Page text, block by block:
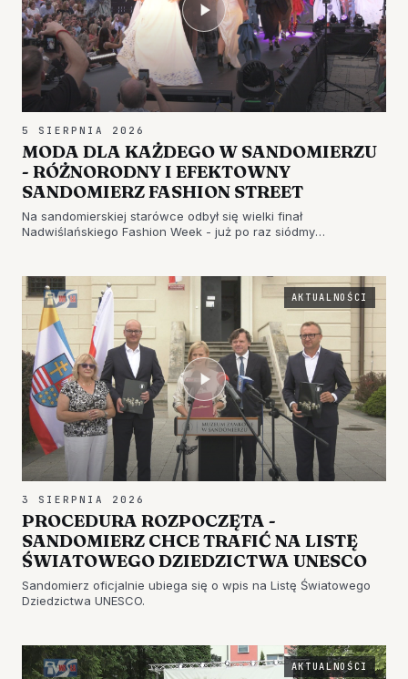
5 SIERPNIA 2026
MODA DLA KAŻDEGO W SANDOMIERZU
- RÓŻNORODNY I EFEKTOWNY
SANDOMIERZ FASHION STREET
Na sandomierskiej starówce odbył się wielki finał
Nadwiślańskiego Fashion Week - już po raz siódmy
AKTUALNOŚCI
3 SIERPNIA 2026
PROCEDURA ROZPOCZĘTA -
SANDOMIERZ CHCE TRAFIĆ NA LISTĘ
ŚWIATOWEGO DZIEDZICTWA UNESCO
Sandomierz oficjalnie ubiega się o wpis na Listę Światowego
Dziedzictwa UNESCO.
AKTUALNOŚCI